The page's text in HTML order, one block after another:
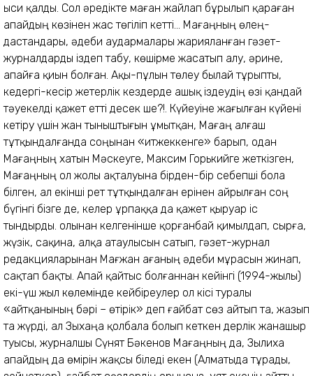
ыси қалды. Сол әредікте маған жайлап бұрылып қараған
апайдың көзінен жас төгіліп кетті... Мағаңның өлең-
дастандары, әдеби аудармалары жарияланған гәзет-
журналдарды іздеп табу, көшірме жасатып алу, әрине,
апайға қиын болған. Ақы-пұлын төлеу былай тұрыпты,
кедергі-кесір жетерлік кездерде ашық іздеудің өзі қандай
тәуекелді қажет етті десек ше?!. Күйеуіне жағылған күйені
кетіру үшін жан тыныштығын ұмытқан, Мағаң алғаш
тұтқындалғанда соңынан «итжеккенге» барып, одан
Мағаңның хатын Мәскеуге, Максим Горькийге жеткізген,
Мағаңның ол жолы ақталуына бірден-бір себепші бола
білген, ал екінші рет тұтқындалған ерінен айрылған соң
бүгінгі бізге де, келер ұрпаққа да қажет қыруар іс
тындырды. Қолынан келгенінше қорғанбай қимылдап, сырға,
жүзік, сақина, алқа атаулысын сатып, гәзет-журнал
редакцияларынан Мағжан ағаның әдеби мұрасын жинап,
сақтап бақты. Апай қайтыс болғаннан кейінгі (1994-жылы)
екі-үш жыл көлемінде кейбіреулер ол кісі туралы
«айтқанының бәрі – өтірік» деп ғайбат сөз айтып та, жазып
та жүрді, ал Зыхаңа қолбала болып кеткен дерлік жанашыр
туысы, журналшы Сүнят Бәкенов Мағаңның да, Зылиха
апайдың да өмірін жақсы біледі екен (Алматыда тұрады,